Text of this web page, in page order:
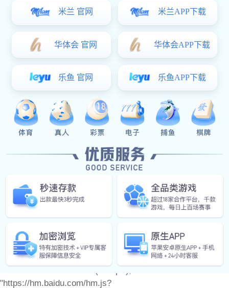
上一篇：铝合金移门拉手KS-A01下一篇：推拉门配件KS-A03
关于6t体育
产品中心
门窗配件
产品图册
联系6t体育
var _hmt = _hmt || []; (function() { var hm =
"https://hm.baidu.com/hm.js?